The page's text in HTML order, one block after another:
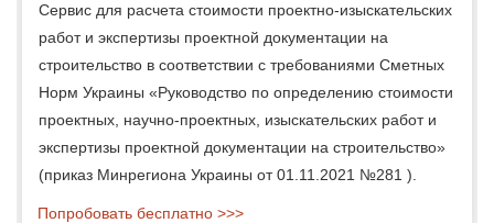
Сервис для расчета стоимости проектно-изыскательских
работ и экспертизы проектной документации на
строительство в соответствии с требованиями Сметных
Норм Украины «Руководство по определению стоимости
проектных, научно-проектных, изыскательских работ и
экспертизы проектной документации на строительство»
(приказ Минрегиона Украины от 01.11.2021 №281 ).
Попробовать бесплатно >>>